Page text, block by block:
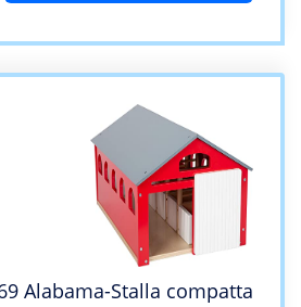
Alabama-Stalla compatta